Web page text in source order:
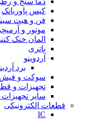
کیس پاوربانک
فن و هیت
موتور و آرمیچر
المان خنک
باتری
آردوینو
برد
سوکت و فیش
تجهیزات و
سایر تجهیزات
قطعات الکترونیکی
IC